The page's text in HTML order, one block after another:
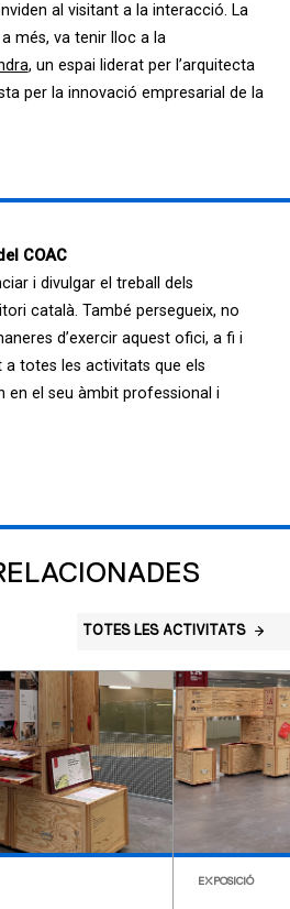
al visitant a la interacció. La
més, va tenir lloc a la
, un espai liderat per l’arquitecta
per la innovació empresarial de la
COAC
i divulgar el treball dels
català. També persegueix, no
d’exercir aquest ofici, a fi i
totes les activitats que els
en el seu àmbit professional i
TOTES LES ACTIVITATS
EXPOSICIÓ